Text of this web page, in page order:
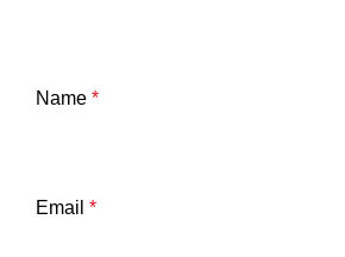
Name *
Email *